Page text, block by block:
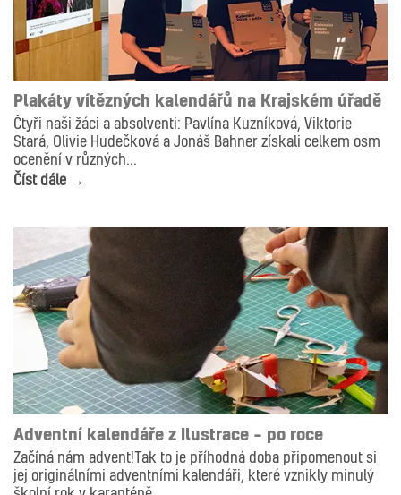
DESIGN GRAFIKA ILUSTRACE
Plakáty vítězných kalendářů na Krajském úřadě
Čtyři naši žáci a absolventi: Pavlína Kuzníková, Viktorie
Stará, Olivie Hudečková a Jonáš Bahner získali celkem osm
ocenění v různých...
Číst dále →
ILUSTRACE
Adventní kalendáře z Ilustrace – po roce
Začíná nám advent!Tak to je příhodná doba připomenout si
jej originálními adventními kalendáři, které vznikly minulý